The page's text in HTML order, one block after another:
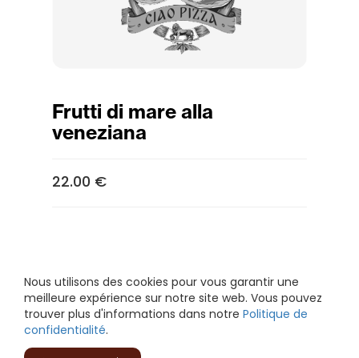
Frutti di mare alla
veneziana
22.00 €
Nous utilisons des cookies pour vous garantir une
meilleure expérience sur notre site web. Vous pouvez
trouver plus d'informations dans notre Politique de
confidentialité.